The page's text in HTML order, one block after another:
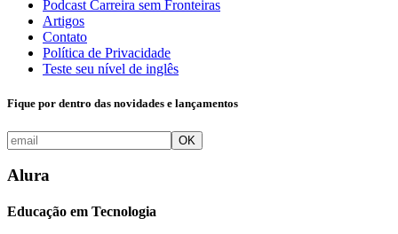
Podcast Carreira sem Fronteiras
Artigos
Contato
Política de Privacidade
Teste seu nível de inglês
Fique por dentro das novidades e lançamentos
OK
Alura
Educação em Tecnologia